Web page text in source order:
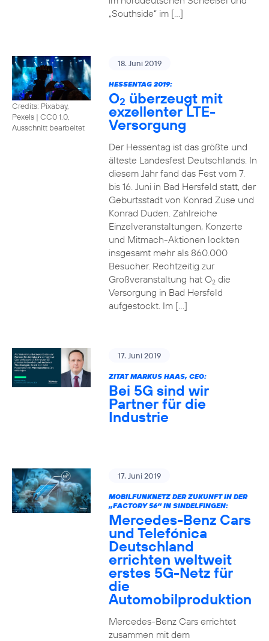
„Southside“ im […]
Credits: Pixabay,
Pexels | CC0 1.0,
Ausschnitt bearbeitet
18. Juni 2019
HESSENTAG 2019:
O2 überzeugt mit
exzellenter LTE-
Versorgung
Der Hessentag ist das größte und
älteste Landesfest Deutschlands. In
diesem Jahr fand das Fest vom 7.
bis 16. Juni in Bad Hersfeld statt, der
Geburtsstadt von Konrad Zuse und
Konrad Duden. Zahlreiche
Einzelveranstaltungen, Konzerte
und Mitmach-Aktionen lockten
insgesamt mehr als 860.000
Besucher. Rechtzeitig zur
Großveranstaltung hat O2die
Versorgung in Bad Hersfeld
aufgestockt. Im […]
17. Juni 2019
ZITAT MARKUS HAAS, CEO:
Bei 5G sind wir
Partner für die
Industrie
17. Juni 2019
MOBILFUNKNETZ DER ZUKUNFT IN DER
„FACTORY 56“ IN SINDELFINGEN:
Mercedes-Benz Cars
und Telefónica
Deutschland
errichten weltweit
erstes 5G-Netz für
die
Automobilproduktion
Mercedes-Benz Cars errichtet
zusammen mit dem